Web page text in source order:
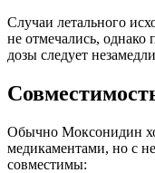
Случаи летального
не отмечались,
дозы следует
Обычно Моксонидин
медикаментами, но с
совместимы: